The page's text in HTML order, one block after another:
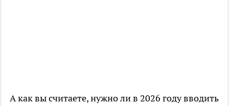
А как вы считаете, нужно ли в 2026 году вводить